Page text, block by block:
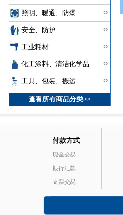
照明、暖通、防爆
安全、防护
工业耗材
化工涂料、清洁化学品
工具、包装、搬运
查看所有商品分类>>
付款方式
现金交易
银行汇款
支票交易